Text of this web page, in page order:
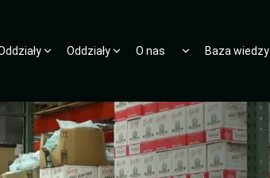
Oddziały O nas Baza wiedzy